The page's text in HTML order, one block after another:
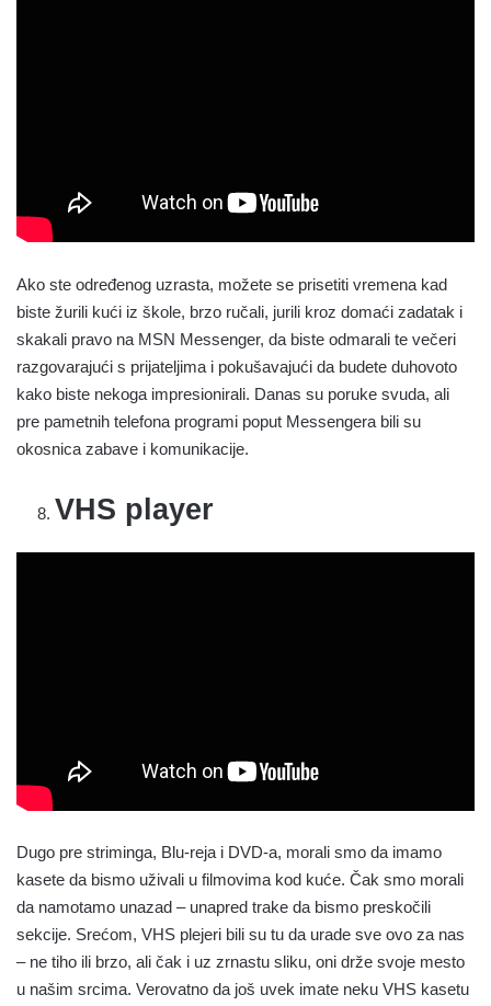
Ako ste određenog uzrasta, možete se prisetiti vremena kad
biste žurili kući iz škole, brzo ručali, jurili kroz domaći zadatak i
skakali pravo na MSN Messenger, da biste odmarali te večeri
razgovarajući s prijateljima i pokušavajući da budete duhovoto
kako biste nekoga impresionirali. Danas su poruke svuda, ali
pre pametnih telefona programi poput Messengera bili su
okosnica zabave i komunikacije.
VHS player
Dugo pre striminga, Blu-reja i DVD-a, morali smo da imamo
kasete da bismo uživali u filmovima kod kuće. Čak smo morali
da namotamo unazad – unapred trake da bismo preskočili
sekcije. Srećom, VHS plejeri bili su tu da urade sve ovo za nas
– ne tiho ili brzo, ali čak i uz zrnastu sliku, oni drže svoje mesto
u našim srcima. Verovatno da još uvek imate neku VHS kasetu